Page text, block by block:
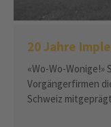
20 Jahre
«Wo-Wo-Wonige!»
Vorgängerfirmen
Schweiz